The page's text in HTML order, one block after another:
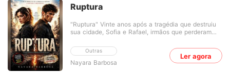
Ruptura
Outras
Nayara Barbosa
"Ruptura" Vinte anos após a tragédia que destruiu
sua cidade, Sofia e Rafael, irmãos que perderam
se veem novamente no epicentro de um novo
desastre. Quando um aviso de movimento das
placas tectônicas chega com minutos de
Ler agora